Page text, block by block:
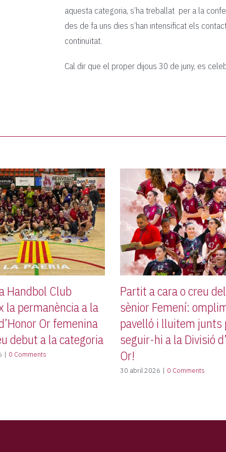
aquesta categoria, s’ha treballat per a la
des de fa uns dies s’han intensificat els
continuïtat.
Cal dir que el proper dijous 30 de juny, es
Handbol Club
la permanència a la
Or femenina
debut a la categoria
| 0 Comments
Partit a cara o creu
sènior Femení:
pavelló i lluitem junts
seguir-hi a la Divisió
Or!
30 abril 2026 | 0 Comments